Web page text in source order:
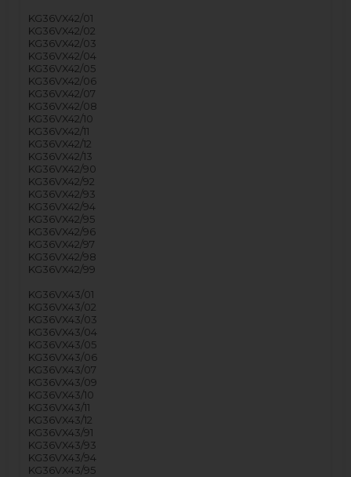
KG36VX42/01
KG36VX42/02
KG36VX42/03
KG36VX42/04
KG36VX42/05
KG36VX42/06
KG36VX42/07
KG36VX42/08
KG36VX42/10
KG36VX42/11
KG36VX42/12
KG36VX42/13
KG36VX42/90
KG36VX42/92
KG36VX42/93
KG36VX42/94
KG36VX42/95
KG36VX42/96
KG36VX42/97
KG36VX42/98
KG36VX42/99
KG36VX43/01
KG36VX43/02
KG36VX43/03
KG36VX43/04
KG36VX43/05
KG36VX43/06
KG36VX43/07
KG36VX43/09
KG36VX43/10
KG36VX43/11
KG36VX43/12
KG36VX43/91
KG36VX43/93
KG36VX43/94
KG36VX43/95